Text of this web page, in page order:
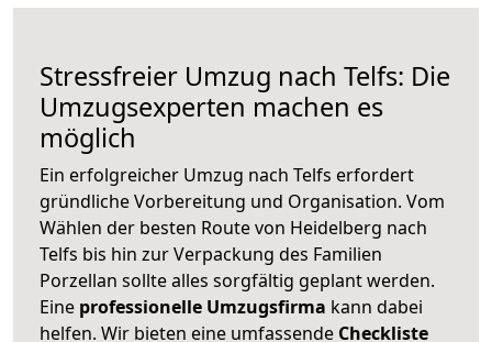
Stressfreier Umzug nach Telfs: Die
Umzugsexperten machen es
möglich
Ein erfolgreicher Umzug nach Telfs erfordert
gründliche Vorbereitung und Organisation. Vom
Wählen der besten Route von Heidelberg nach
Telfs bis hin zur Verpackung des Familien
Porzellan sollte alles sorgfältig geplant werden.
Eine professionelle Umzugsfirma kann dabei
helfen. Wir bieten eine umfassende Checkliste